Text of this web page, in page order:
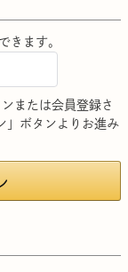
きます。
または会員登録さ
」ボタンよりお進み